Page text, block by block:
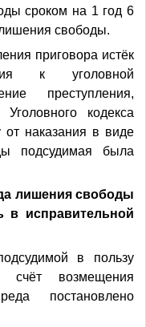
сроком на 1 год 6
свободы.
приговора истёк
к уголовной
преступления,
кодекса
от наказания в виде
подсудимая была
лишения свободы
в исправительной
в пользу
счёт возмещения
постановлено